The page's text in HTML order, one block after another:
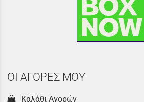
ΟΙ ΑΓΟΡΕΣ ΜΟΥ
Καλάθι Αγορών